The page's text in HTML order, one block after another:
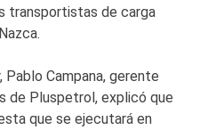
transportistas de carga
Pablo Campana, gerente
de Pluspetrol, explicó que
que se ejecutará en